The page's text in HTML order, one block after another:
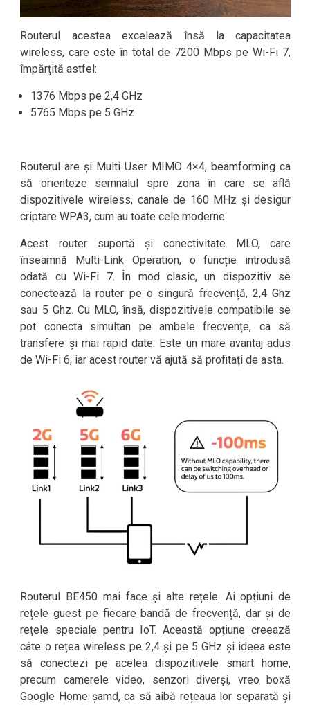
Routerul acestea excelează însă la capacitatea
wireless, care este în total de 7200 Mbps pe Wi-Fi 7,
împărțită astfel:
1376 Mbps pe 2,4 GHz
5765 Mbps pe 5 GHz
Routerul are și Multi User MIMO 4×4, beamforming ca
să orienteze semnalul spre zona în care se află
dispozitivele wireless, canale de 160 MHz și desigur
criptare WPA3, cum au toate cele moderne.
Acest router suportă și conectivitate MLO, care
înseamnă Multi-Link Operation, o funcție introdusă
odată cu Wi-Fi 7. În mod clasic, un dispozitiv se
conectează la router pe o singură frecvență, 2,4 Ghz
sau 5 Ghz. Cu MLO, însă, dispozitivele compatibile se
pot conecta simultan pe ambele frecvențe, ca să
transfere și mai rapid date. Este un mare avantaj adus
de Wi-Fi 6, iar acest router vă ajută să profitați de asta.
Routerul BE450 mai face și alte rețele. Ai opțiuni de
rețele guest pe fiecare bandă de frecvență, dar și de
rețele speciale pentru IoT. Această opțiune creează
câte o rețea wireless pe 2,4 și pe 5 GHz și ideea este
să conectezi pe acelea dispozitivele smart home,
precum camerele video, senzori diverși, vreo boxă
Google Home șamd, ca să aibă rețeaua lor separată și